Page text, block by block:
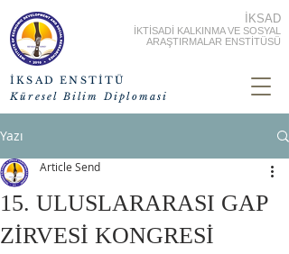
İKSAD ENSTİTÜ
Küresel Bilim Diplomasi
İKSAD
İKTİSADİ KALKINMA VE SOSYAL
ARAŞTIRMALAR ENSTİTÜSÜ
Yazı
15. ULUSLARARASI GAP
ZİRVESİ KONGRESİ
Article Send